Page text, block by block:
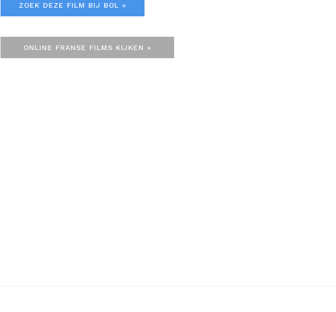
ZOEK DEZE FILM BIJ BOL »
ONLINE FRANSE FILMS KIJKEN »